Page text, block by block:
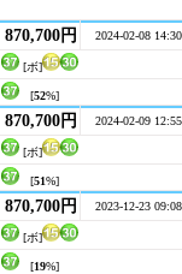
870,700円 2024-02-08 14:30
[ボ]
[52%]
870,700円 2024-02-09 12:55
[ボ]
[51%]
870,700円 2023-12-23 09:08
[ボ]
[19%]